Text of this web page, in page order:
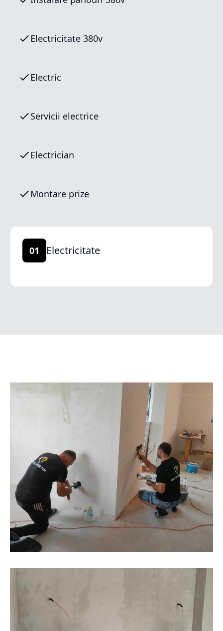
Electricitate 380v
Electric
Servicii electrice
Electrician
Montare prize
01 Electricitate